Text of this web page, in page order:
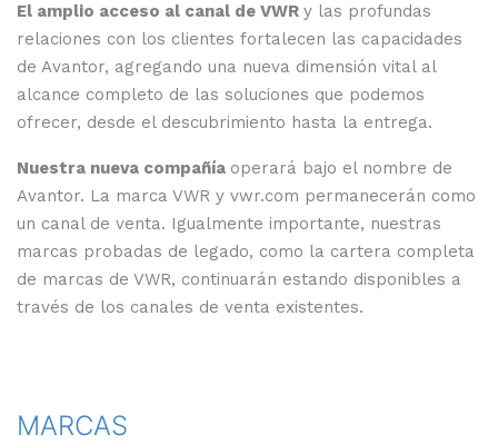
El amplio acceso al canal de VWR y las profundas
relaciones con los clientes fortalecen las capacidades
de Avantor, agregando una nueva dimensión vital al
alcance completo de las soluciones que podemos
ofrecer, desde el descubrimiento hasta la entrega.
Nuestra nueva compañía operará bajo el nombre de
Avantor. La marca VWR y vwr.com permanecerán como
un canal de venta. Igualmente importante, nuestras
marcas probadas de legado, como la cartera completa
de marcas de VWR, continuarán estando disponibles a
través de los canales de venta existentes.
MARCAS